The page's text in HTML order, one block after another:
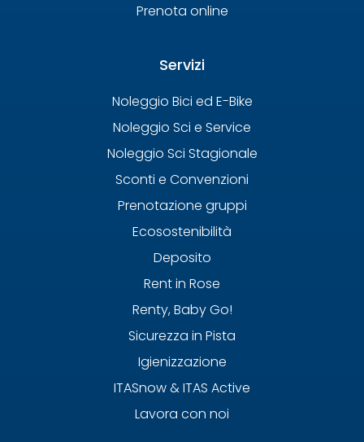
Prenota online
Servizi
Noleggio Bici ed E-Bike
Noleggio Sci e Service
Noleggio Sci Stagionale
Sconti e Convenzioni
Prenotazione gruppi
Ecosostenibilità
Deposito
Rent in Rose
Renty, Baby Go!
Sicurezza in Pista
Igienizzazione
ITASnow & ITAS Active
Lavora con noi